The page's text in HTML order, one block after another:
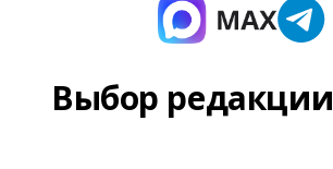
Выбор редакции